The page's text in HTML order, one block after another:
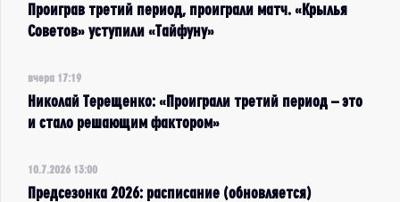
Проиграв третий период, проиграли матч. «Крылья
Советов» уступили «Тайфуну»
вчера 17:19
Николай Терещенко: «Проиграли третий период – это
и стало решающим фактором»
10.7.2026 13:00
Предсезонка 2026: расписание (обновляется)